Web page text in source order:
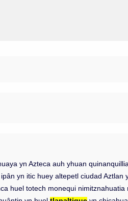
yn Azteca auh yhuan
yn itic huey altepetl ciudad
huel totech monequi